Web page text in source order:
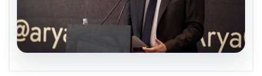
07.08.2026